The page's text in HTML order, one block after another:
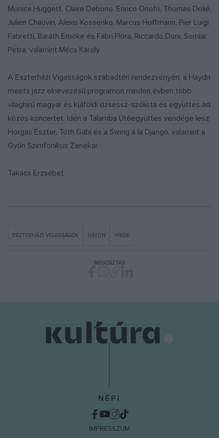
Monica Huggett, Claire Debono, Enrico Onofri, Thomas Dolié,
Julien Chauvin, Alexis Kossenko, Marcus Hoffmann, Pier Luigi
Fabretti, Baráth Emőke és Fábri Flóra, Riccardo Doni, Somlai
Petra, valamint Mécs Károly.
A Eszterházi Vigasságok szabadtéri rendezvényén, a Haydn
meets jazz elnevezésű programon minden évben több
világhírű magyar és külföldi dzsessz-szólista és együttes ad
közös koncertet. Idén a Talamba Ütőegyüttes vendége lesz
Horgas Eszter, Tóth Gabi és a Swing á la Django, valamint a
Győri Szimfonikus Zenekar.
Takács Erzsébet
ESZTERHÁZI VIGASSÁGOK HAYDN HÍREK
MEGOSZTÁS
NÉPI
IMPRESSZUM